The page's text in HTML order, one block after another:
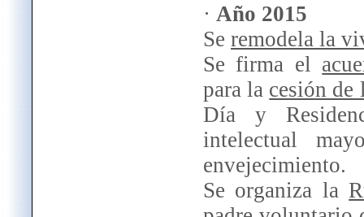
· Año 2015
Se remodela la
Se firma el
para la cesión de
Día y
intelectual
envejecimiento.
Se organiza la